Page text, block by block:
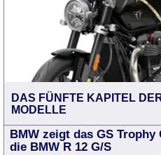
DAS FÜNFTE KAPITEL
MODELLE
BMW zeigt das GS
die BMW R 12 G/S